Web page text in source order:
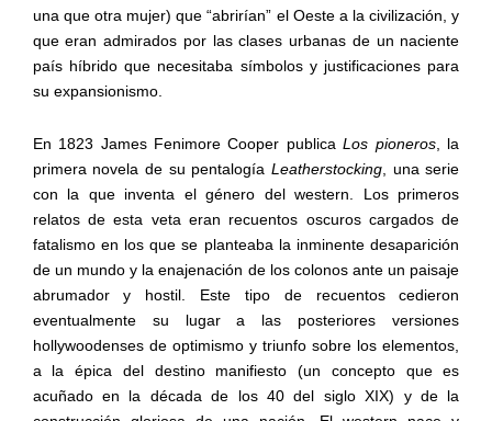
una que otra mujer) que “abrirían” el Oeste a la civilización, y
que eran admirados por las clases urbanas de un naciente
país híbrido que necesitaba símbolos y justificaciones para
su expansionismo.
En 1823 James Fenimore Cooper publicaLos pioneros, la
primera novela de su pentalogíaLeatherstocking
una serie
con la que inventa el género del western. Los primeros
relatos de esta veta eran recuentos oscuros cargados de
fatalismo en los que se planteaba la inminente desaparición
de un mundo y la enajenación de los colonos ante un paisaje
abrumador y hostil. Este tipo de recuentos cedieron
eventualmente su lugar a las posteriores versiones
hollywoodenses de optimismo y triunfo sobre los elementos,
a la épica del destino manifiesto (un concepto que es
acuñado en la década de los 40 del siglo XIX) y de la